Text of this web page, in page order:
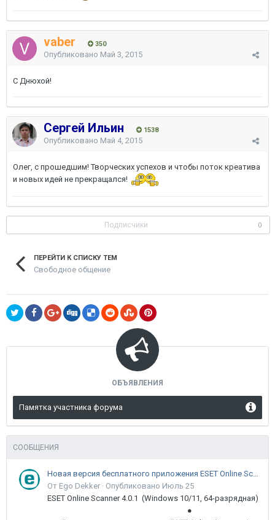
vaber 350
Опубликовано Май 3, 2015
С Днюхой!
Сергей Ильин 1538
Опубликовано Май 4, 2015
Олег, с прошедшим! Творческих успехов и чтобы поток креатива
и новых идей не прекращался!
Подписчики 0
ПЕРЕЙТИ К СПИСКУ ТЕМ
Свободное общение
ОБЪЯВЛЕНИЯ
Памятка участника форума
СООБЩЕНИЯ
Новая версия бесплатного приложения ESET Online Scanner доступна пользователям
От Ego Dekker · Опубликовано Июль 25
ESET Online Scanner 4.0.1 (Windows 10/11, 64-разрядная)
●